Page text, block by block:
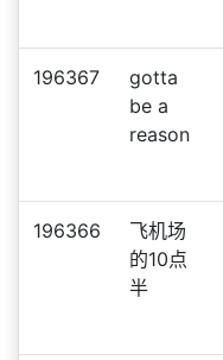
196367
gotta
be a
reason
196366
飞机场
的10点
半